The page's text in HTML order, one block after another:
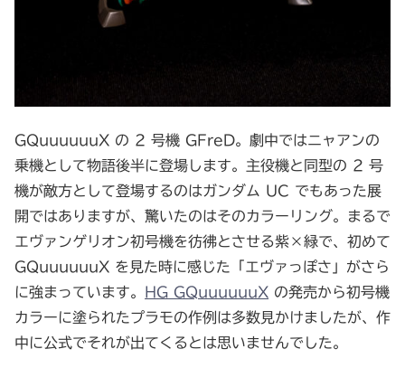
GQuuuuuuX の 2 号機 GFreD。劇中ではニャアンの
乗機として物語後半に登場します。主役機と同型の 2 号
機が敵方として登場するのはガンダム UC でもあった展
開ではありますが、驚いたのはそのカラーリング。まるで
エヴァンゲリオン初号機を彷彿とさせる紫×緑で、初めて
GQuuuuuuX を見た時に感じた「エヴァっぽさ」がさら
に強まっています。 HG GQuuuuuuX の発売から初号機
カラーに塗られたプラモの作例は多数見かけましたが、作
中に公式でそれが出てくるとは思いませんでした。